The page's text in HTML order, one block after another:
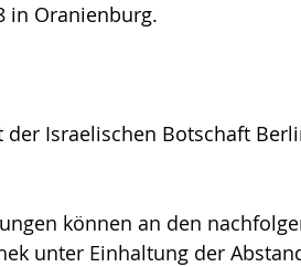
in Oranienburg.
der Israelischen Botschaft
können an den
unter Einhaltung der